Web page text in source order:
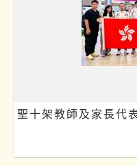
聖十架教師及家長代